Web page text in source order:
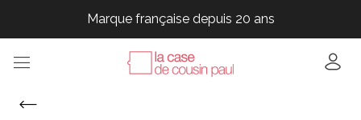
Marque française depuis 20 ans
Marque française depuis 20 ans
Marque française depuis 20 ans